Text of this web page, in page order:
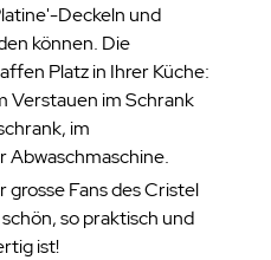
Deckeln und
können. Die
Platz in Ihrer Küche:
Verstauen im Schrank
im
Abwaschmaschine.
grosse Fans des Cristel
so praktisch und
ist!